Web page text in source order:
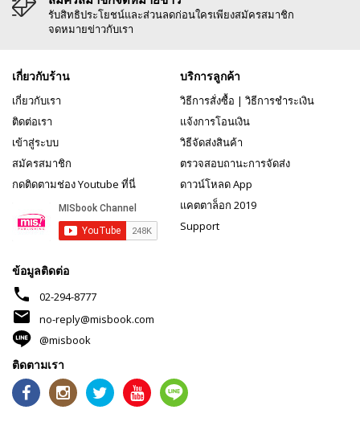
รับสิทธิประโยชน์และส่วนลดก่อนใครเพียงสมัครสมาชิก
จดหมายข่าวกับเรา
เกี่ยวกับร้าน
เกี่ยวกับเรา
ติดต่อเรา
เข้าสู่ระบบ
สมัครสมาชิก
กดติดตามช่อง Youtube ที่นี่
บริการลูกค้า
วิธีการสั่งซื้อ | วิธีการชำระเงิน
แจ้งการโอนเงิน
วิธีจัดส่งสินค้า
ตรวจสอบถานะการจัดส่ง
ดาวน์โหลด App
แคตตาล็อก 2019
Support
ข้อมูลติดต่อ
phone 02-294-8777
mail
no-reply@misbook.com
@misbook
ติดตามเรา